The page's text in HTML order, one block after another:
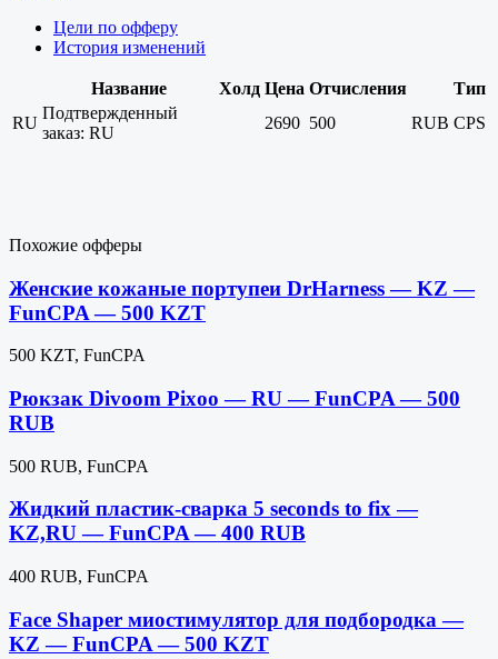
Цели по офферу
История изменений
Название Холд Цена Отчисления
Тип
RU
Подтвержденный
заказ: RU
2690 500 RUB CPS
Похожие офферы
Женские кожаные портупеи DrHarness — KZ —
FunCPA — 500 KZT
500 KZT, FunCPA
Рюкзак Divoom Pixoo — RU — FunCPA — 500
RUB
500 RUB, FunCPA
Жидкий пластик-сварка 5 seconds to fix —
KZ,RU — FunCPA — 400 RUB
400 RUB, FunCPA
Face Shaper миостимулятор для подбородка —
KZ — FunCPA — 500 KZT